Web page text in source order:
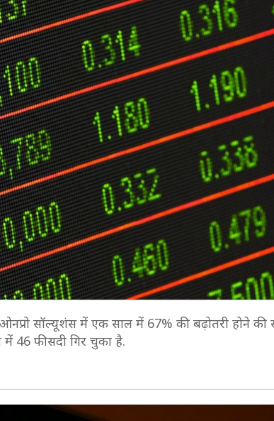
सॉल्यूशंस में एक साल में 67% की बढ़ोतरी होने
46 फीसदी गिर चुका है.